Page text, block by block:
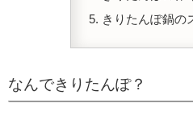
きりたんぽ鍋の
なんできりたんぽ？